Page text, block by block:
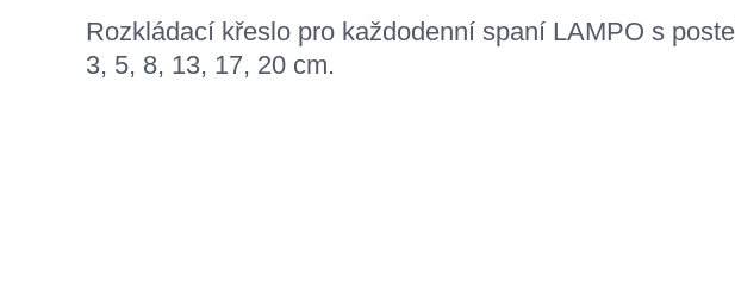
Rozkládací křeslo pro každodenní spaní LAMPO s
3, 5, 8, 13, 17, 20 cm.